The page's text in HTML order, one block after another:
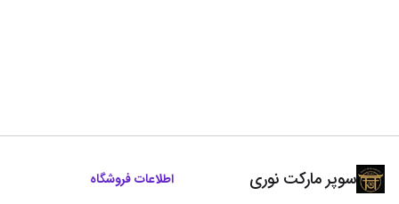
سوپر مارکت نوری اطلاعات فروشگاه